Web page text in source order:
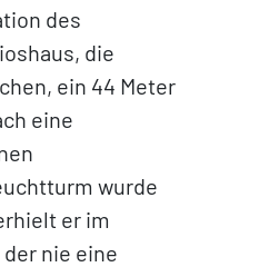
des
die
ein 44 Meter
eine
wurde
er im
nie eine